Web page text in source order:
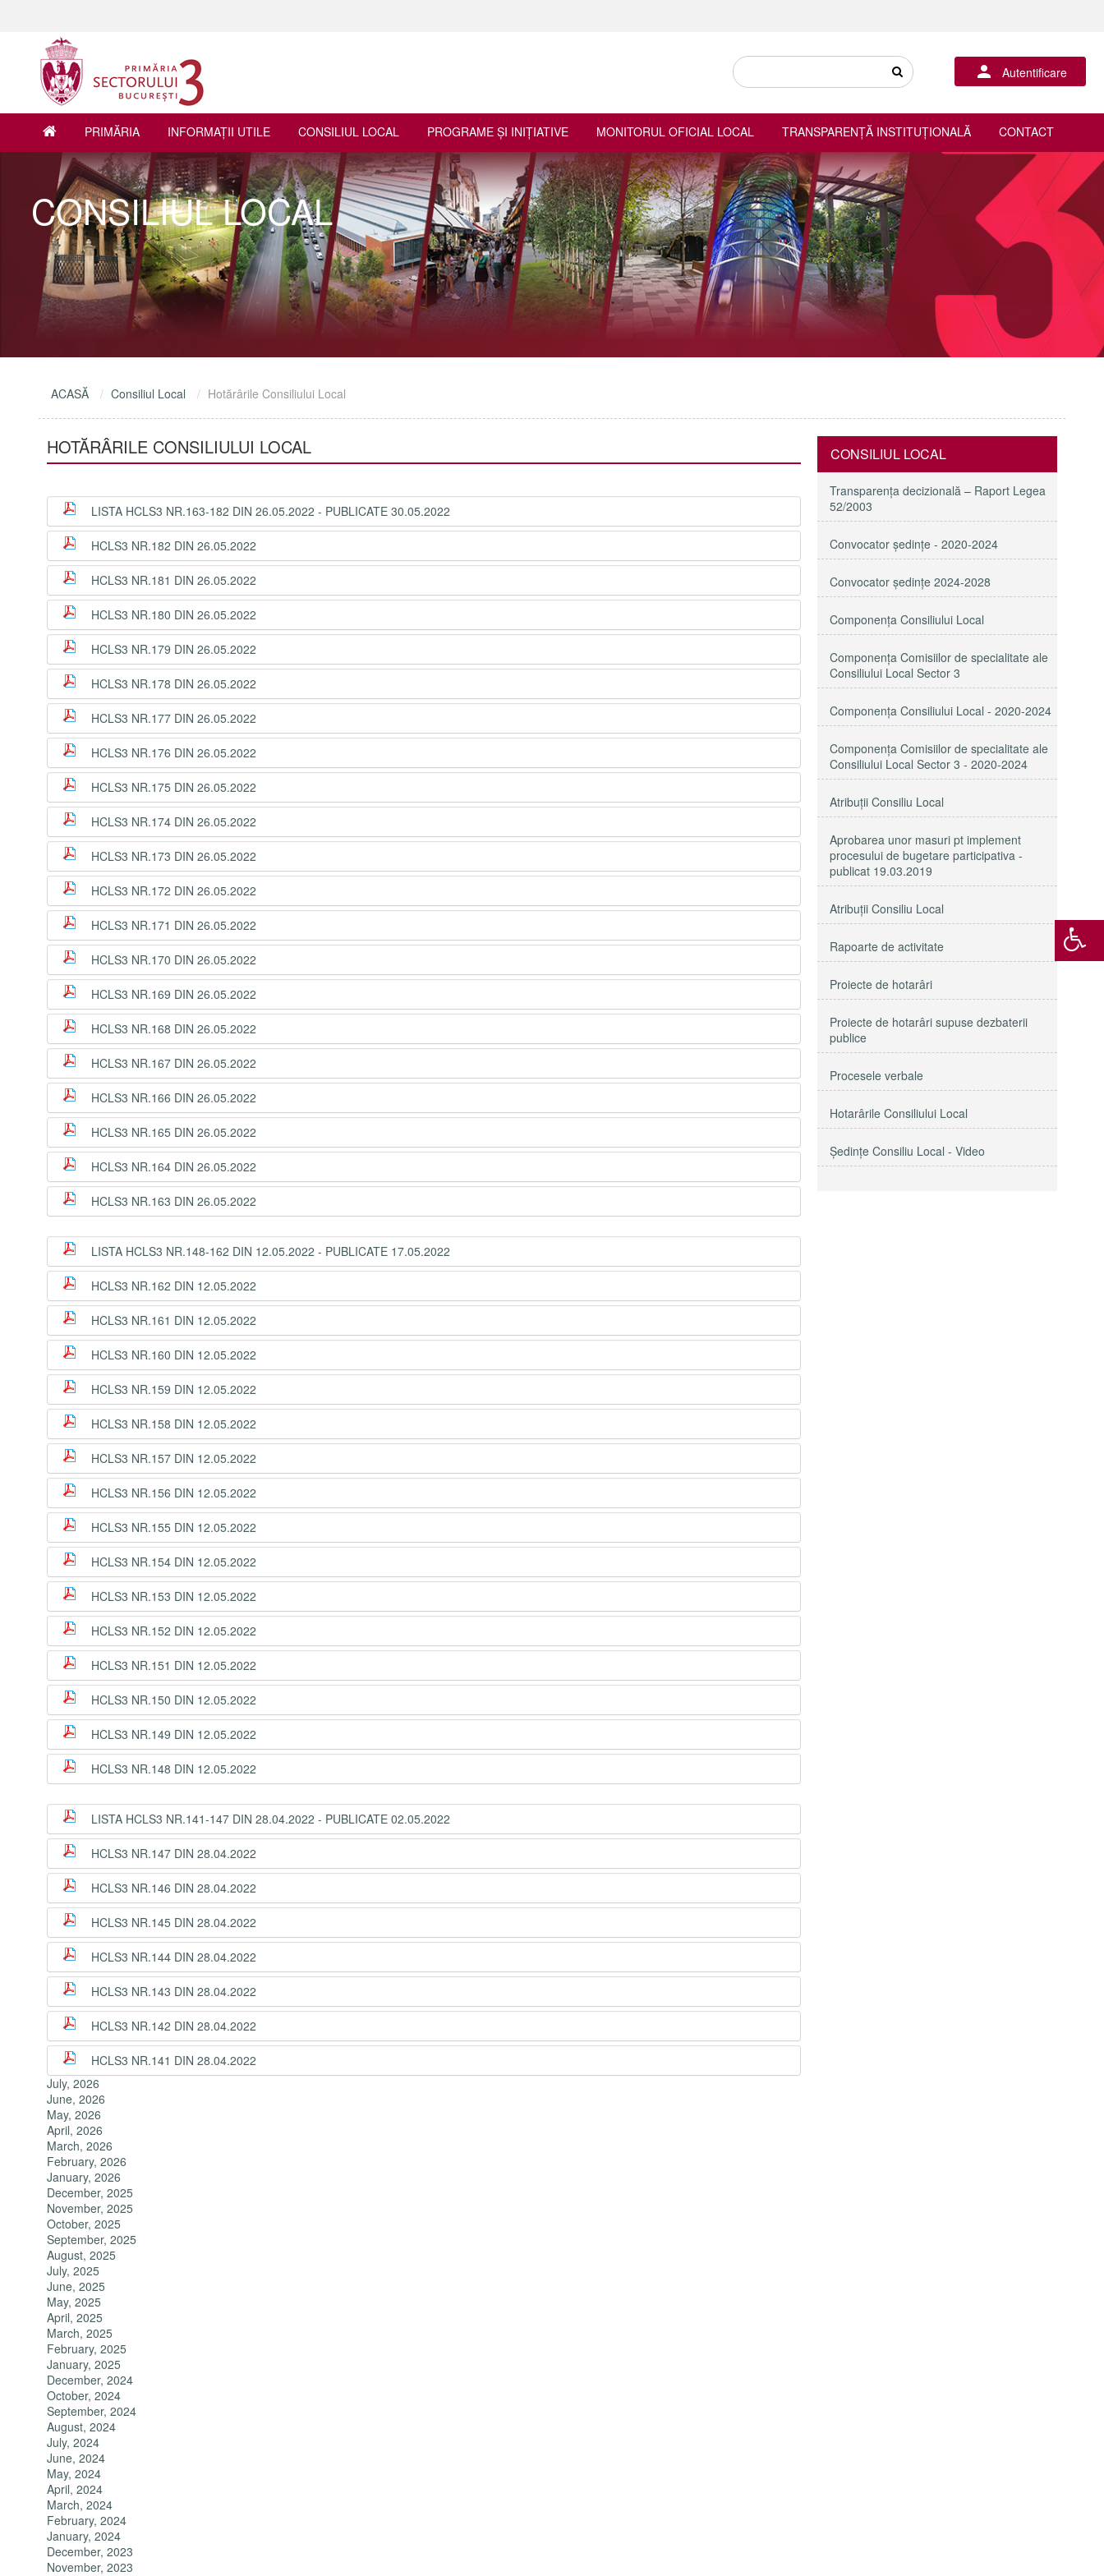
Autentificare
PRIMĂRIA INFORMAŢII UTILE CONSILIUL LOCAL PROGRAME ŞI INIŢIATIVE MONITORUL OFICIAL LOCAL TRANSPARENȚĂ INSTITUȚIONALĂ CONTACT
CONSILIUL LOCAL
ACASĂ Consiliul Local Hotărârile Consiliului Local
HOTĂRÂRILE CONSILIULUI LOCAL
LISTA HCLS3 NR.163-182 DIN 26.05.2022 - PUBLICATE 30.05.2022
HCLS3 NR.182 DIN 26.05.2022
HCLS3 NR.181 DIN 26.05.2022
HCLS3 NR.180 DIN 26.05.2022
HCLS3 NR.179 DIN 26.05.2022
HCLS3 NR.178 DIN 26.05.2022
HCLS3 NR.177 DIN 26.05.2022
HCLS3 NR.176 DIN 26.05.2022
HCLS3 NR.175 DIN 26.05.2022
HCLS3 NR.174 DIN 26.05.2022
HCLS3 NR.173 DIN 26.05.2022
HCLS3 NR.172 DIN 26.05.2022
HCLS3 NR.171 DIN 26.05.2022
HCLS3 NR.170 DIN 26.05.2022
HCLS3 NR.169 DIN 26.05.2022
HCLS3 NR.168 DIN 26.05.2022
HCLS3 NR.167 DIN 26.05.2022
HCLS3 NR.166 DIN 26.05.2022
HCLS3 NR.165 DIN 26.05.2022
HCLS3 NR.164 DIN 26.05.2022
HCLS3 NR.163 DIN 26.05.2022
LISTA HCLS3 NR.148-162 DIN 12.05.2022 - PUBLICATE 17.05.2022
HCLS3 NR.162 DIN 12.05.2022
HCLS3 NR.161 DIN 12.05.2022
HCLS3 NR.160 DIN 12.05.2022
HCLS3 NR.159 DIN 12.05.2022
HCLS3 NR.158 DIN 12.05.2022
HCLS3 NR.157 DIN 12.05.2022
HCLS3 NR.156 DIN 12.05.2022
HCLS3 NR.155 DIN 12.05.2022
HCLS3 NR.154 DIN 12.05.2022
HCLS3 NR.153 DIN 12.05.2022
HCLS3 NR.152 DIN 12.05.2022
HCLS3 NR.151 DIN 12.05.2022
HCLS3 NR.150 DIN 12.05.2022
HCLS3 NR.149 DIN 12.05.2022
HCLS3 NR.148 DIN 12.05.2022
LISTA HCLS3 NR.141-147 DIN 28.04.2022 - PUBLICATE 02.05.2022
HCLS3 NR.147 DIN 28.04.2022
HCLS3 NR.146 DIN 28.04.2022
HCLS3 NR.145 DIN 28.04.2022
HCLS3 NR.144 DIN 28.04.2022
HCLS3 NR.143 DIN 28.04.2022
HCLS3 NR.142 DIN 28.04.2022
HCLS3 NR.141 DIN 28.04.2022
July, 2026
June, 2026
May, 2026
April, 2026
March, 2026
February, 2026
January, 2026
December, 2025
November, 2025
October, 2025
September, 2025
August, 2025
July, 2025
June, 2025
May, 2025
April, 2025
March, 2025
February, 2025
January, 2025
December, 2024
October, 2024
September, 2024
August, 2024
July, 2024
June, 2024
May, 2024
April, 2024
March, 2024
February, 2024
January, 2024
December, 2023
November, 2023
CONSILIUL LOCAL
Transparenţa decizională – Raport Legea
52/2003
Convocator ședințe - 2020-2024
Convocator ședințe 2024-2028
Componența Consiliului Local
Componența Comisiilor de specialitate ale
Consiliului Local Sector 3
Componenţa Consiliului Local - 2020-2024
Componenţa Comisiilor de specialitate ale
Consiliului Local Sector 3 - 2020-2024
Atribuţii Consiliu Local
Aprobarea unor masuri pt implement
procesului de bugetare participativa -
publicat 19.03.2019
Atribuții Consiliu Local
Rapoarte de activitate
Proiecte de hotarâri
Proiecte de hotarâri supuse dezbaterii
publice
Procesele verbale
Hotarârile Consiliului Local
Şedinţe Consiliu Local - Video